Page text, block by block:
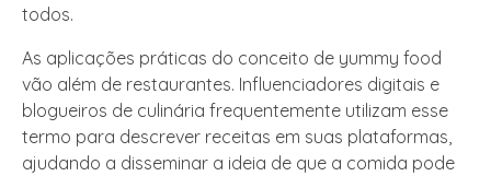
todos.
As aplicações práticas do conceito de yummy food
vão além de restaurantes. Influenciadores digitais e
blogueiros de culinária frequentemente utilizam esse
termo para descrever receitas em suas plataformas,
ajudando a disseminar a ideia de que a comida pode